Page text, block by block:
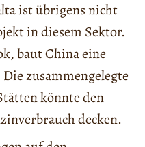
ist übrigens nicht
in diesem Sektor.
baut China eine
zusammengelegte
könnte den
decken.